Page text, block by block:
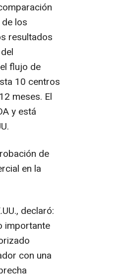
los
resultados
flujo de
10 centros
meses. El
y está
de
en la
declaró:
importante
con una